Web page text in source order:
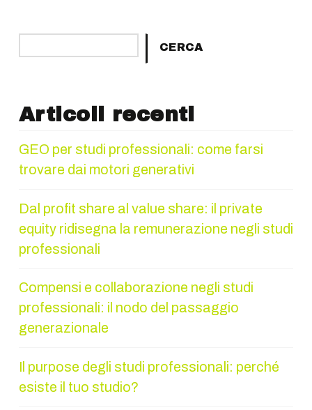
CERCA
Articoli recenti
GEO per studi professionali: come farsi
trovare dai motori generativi
Dal profit share al value share: il private
equity ridisegna la remunerazione negli studi
professionali
Compensi e collaborazione negli studi
professionali: il nodo del passaggio
generazionale
Il purpose degli studi professionali: perché
esiste il tuo studio?